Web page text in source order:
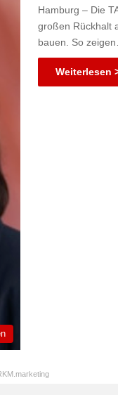
Hamburg – Die
großen Rückhalt
bauen. So
Weiterlesen